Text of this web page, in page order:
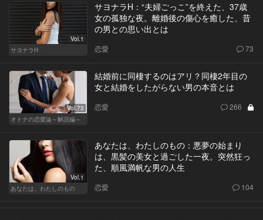
Vol.1
サヨナラH
サヨナラH：“夫婦ごっこ”を終えた、37歳
女の孤独な夜。離婚後の傷心を癒した、昔
の男との思い出とは
恋愛 73
Vol.73
オトナの恋愛論～解説編～
結婚前に同棲するのはアリ？同棲2年目の
女と結婚をしたがらない男の本音とは
恋愛 266
Vol.1
あなたは、わたしのもの
あなたは、わたしのもの：悪夢の始まり
は、黒髪の美女と過ごした一夜。突然狂っ
た、順風満帆な男の人生
恋愛 104